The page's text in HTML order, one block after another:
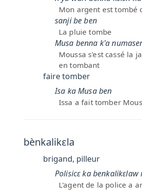
Mon argent est tombé
sanji be ben
La pluie tombe
Musa benna k'a
Moussa s'est cassé la
en tombant
faire tomber
Isa ka Musa ben
Issa a fait tomber
bènkalikɛla
brigand, pilleur
Polisicɛ ka benkalikɛlaw
L'agent de la police a